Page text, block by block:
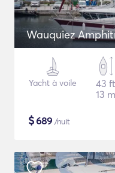
Wauquiez
Yacht à voile
43 ft
13 m
$689 /nuit